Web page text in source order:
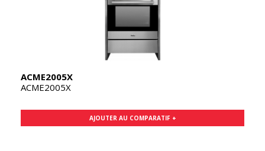
ACME2005X
ACME2005X
AJOUTER AU COMPARATIF +